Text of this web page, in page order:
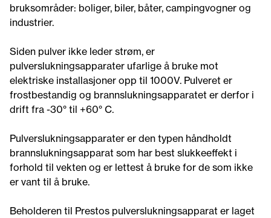
bruksområder: boliger, biler, båter, campingvogner og
industrier.
Siden pulver ikke leder strøm, er
pulverslukningsapparater ufarlige å bruke mot
elektriske installasjoner opp til 1000V. Pulveret er
frostbestandig og brannslukningsapparatet er derfor i
drift fra -30° til +60° C.
Pulverslukningsapparater er den typen håndholdt
brannslukningsapparat som har best slukkeeffekt i
forhold til vekten og er lettest å bruke for de som ikke
er vant til å bruke.
Beholderen til Prestos pulverslukningsapparat er laget